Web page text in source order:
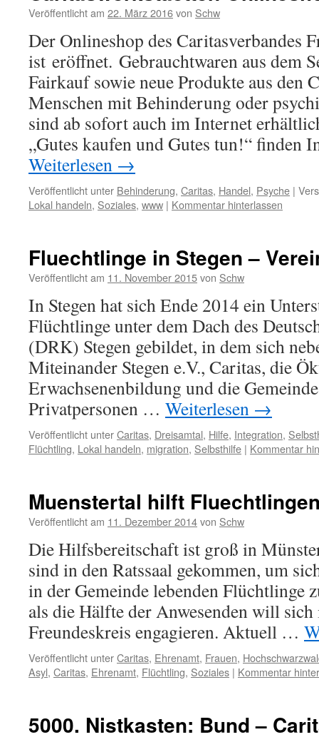
Veröffentlicht am 22. März 2016von Schw
Der Onlineshop des Caritasverbandes
ist eröffnet. Gebrauchtwaren aus dem
Fairkauf sowie neue Produkte aus den
Menschen mit Behinderung oder
sind ab sofort auch im Internet
„Gutes kaufen und Gutes tun!“ finden
Weiterlesen →
Veröffentlicht unter Behinderung, Caritas, Handel, Psyche |
Lokal handeln, Soziales, www | Kommentar hinterlassen
Fluechtlinge in Stegen –
Veröffentlicht am 11. November 2015von Schw
In Stegen hat sich Ende 2014 ein
Flüchtlinge unter dem Dach des
(DRK) Stegen gebildet, in dem sich
Miteinander Stegen e.V., Caritas, die
Erwachsenenbildung und die
Privatpersonen … Weiterlesen →
Veröffentlicht unterCaritas, Dreisamtal, Hilfe, Integration,
Flüchtling, Lokal handeln, migration, Selbsthilfe | Kommentar
Muenstertal hilft
Veröffentlicht am 11. Dezember 2014von Schw
Die Hilfsbereitschaft ist groß in
sind in den Ratssaal gekommen, um
in der Gemeinde lebenden Flüchtlinge
als die Hälfte der Anwesenden will
Freundeskreis engagieren. Aktuell …
Veröffentlicht unterCaritas, Ehrenamt, Frauen,
Asyl, Caritas, Ehrenamt, Flüchtling, Soziales | Kommentar
5000. Nistkasten: Bund –